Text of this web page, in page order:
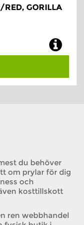
RED, GORILLA
du behöver
om prylar för dig
och
kosttillskott
ren webbhandel